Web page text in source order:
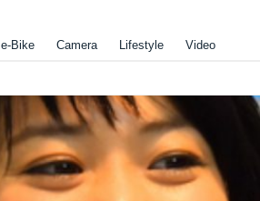
e-Bike Camera Lifestyle Video